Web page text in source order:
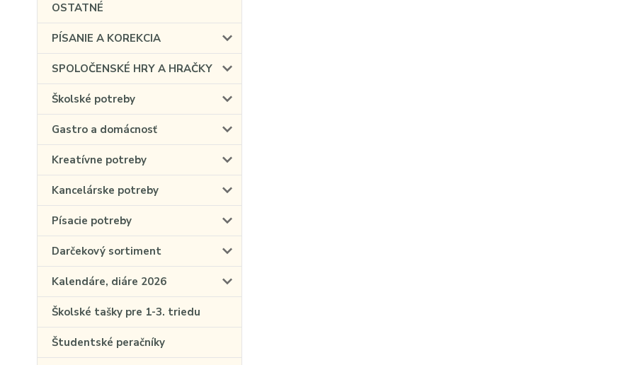
OSTATNÉ
PÍSANIE A KOREKCIA
SPOLOČENSKÉ HRY A HRAČKY
Školské potreby
Gastro a domácnosť
Kreatívne potreby
Kancelárske potreby
Písacie potreby
Darčekový sortiment
Kalendáre, diáre 2026
Školské tašky pre 1-3. triedu
Študentské peračníky